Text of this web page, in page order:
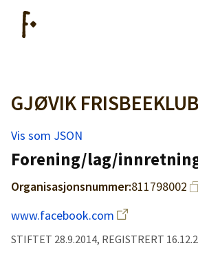
Artikler
Hjelp
Kjøpe lister
Priser
GJØVIK
Vis som JSON
Forening/lag/
Organisasjonsnummer:811798002
www.facebook.com
STIFTET 28.9.2014, REGISTRERT